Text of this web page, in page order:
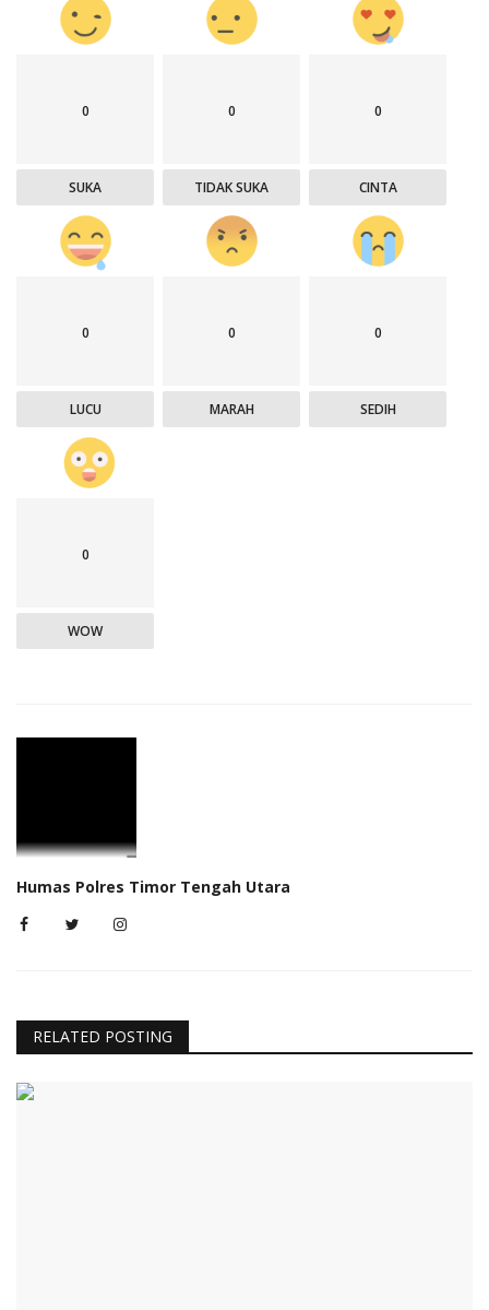
0
SUKA
0
TIDAK SUKA
0
CINTA
0
LUCU
0
MARAH
0
SEDIH
0
WOW
Humas Polres Timor Tengah Utara
RELATED POSTING